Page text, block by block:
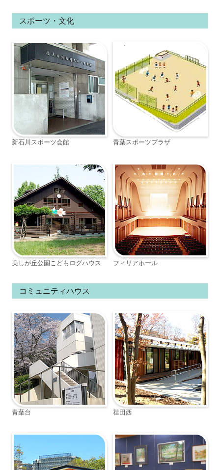
スポーツ・文化
新石川スポーツ会館 青葉スポーツプラザ
美しが丘公園こどもログハウス フィリアホール
コミュニティハウス
青葉台 荏田西